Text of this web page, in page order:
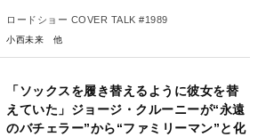
ロードショー COVER TALK #1989
小西未来
「ソックスを履き替えるように彼女を替
えていた」ジョージ・クルーニーが“永遠
のバチェラー”から“ファミリーマン”と化